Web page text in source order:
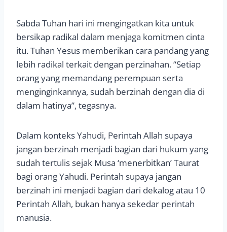
Sabda Tuhan hari ini mengingatkan kita untuk
bersikap radikal dalam menjaga komitmen cinta
itu. Tuhan Yesus memberikan cara pandang yang
lebih radikal terkait dengan perzinahan. “Setiap
orang yang memandang perempuan serta
menginginkannya, sudah berzinah dengan dia di
dalam hatinya”, tegasnya.
Dalam konteks Yahudi, Perintah Allah supaya
jangan berzinah menjadi bagian dari hukum yang
sudah tertulis sejak Musa ‘menerbitkan’ Taurat
bagi orang Yahudi. Perintah supaya jangan
berzinah ini menjadi bagian dari dekalog atau 10
Perintah Allah, bukan hanya sekedar perintah
manusia.